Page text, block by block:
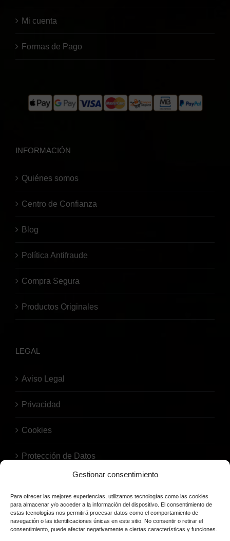
Gestionar consentimiento
Para ofrecer las mejores experiencias, utilizamos tecnologías como las cookies
para almacenar y/o acceder a la información del dispositivo. El consentimiento de
estas tecnologías nos permitirá procesar datos como el comportamiento de
navegación o las identificaciones únicas en este sitio. No consentir o retirar el
consentimiento, puede afectar negativamente a ciertas características y funciones.
Mi cuenta
Formas de Pago
INFORMACIÓN
Quiénes somos
Centro de Confianza
Blog
Política Antifraude
Compra Segura
Productos Originales
LEGAL
Aviso Legal
Privacidad
Cookies
Protección de Datos